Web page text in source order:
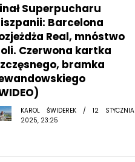
Superpucharu
Barcelona
Real, mnóstwo
Czerwona kartka
bramka
KAROL ŚWIDEREK / 12 STYCZNIA
2025, 23:25